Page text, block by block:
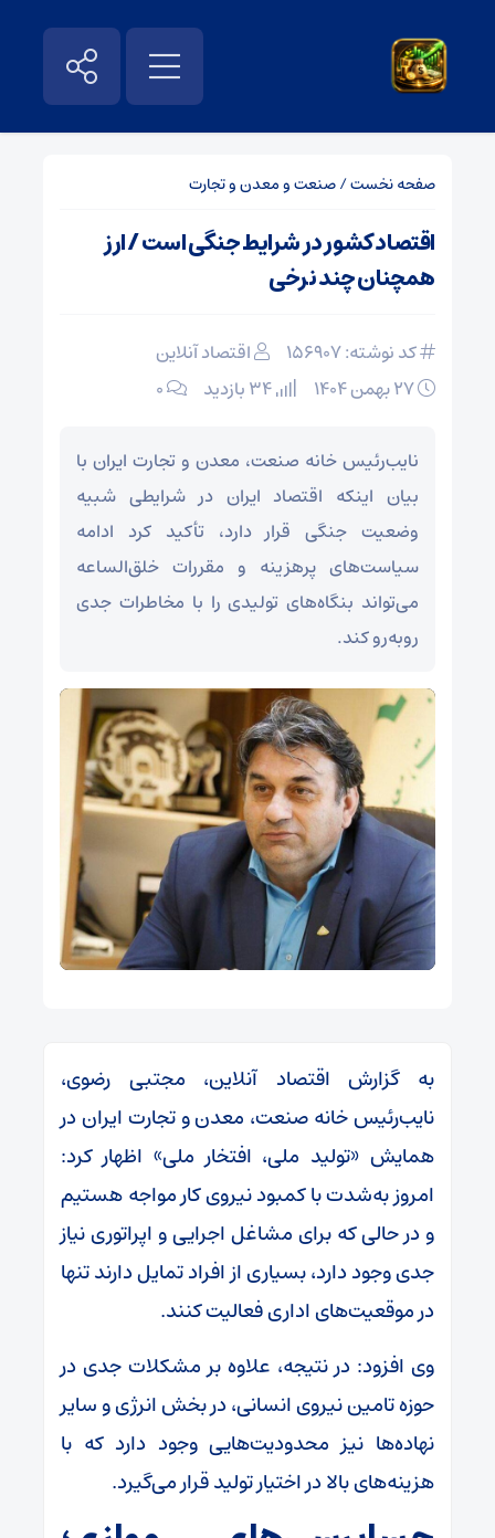
صفحه نخست/صنعت و معدن و تجارت
اقتصاد کشور در شرایط جنگی است / ارز
همچنان چند نرخی
کد نوشته: 156907
اقتصاد آنلاین
۰
نایب‌رئیس خانه صنعت، معدن و تجارت ایران با
بیان اینکه اقتصاد ایران در شرایطی شبیه
وضعیت جنگی قرار دارد، تأکید کرد ادامه
سیاست‌های پرهزینه و مقررات خلق‌الساعه
می‌تواند بنگاه‌های تولیدی را با مخاطرات جدی
روبه‌رو کند.
به گزارش اقتصاد آنلاین، مجتبی رضوی،
نایب‌رئیس خانه صنعت، معدن و تجارت ایران در
همایش «تولید ملی، افتخار ملی» اظهار کرد:
امروز به‌شدت با کمبود نیروی کار مواجه هستیم
و در حالی که برای مشاغل اجرایی و اپراتوری نیاز
جدی وجود دارد، بسیاری از افراد تمایل دارند تنها
در موقعیت‌های اداری فعالیت کنند.
وی افزود: در نتیجه، علاوه بر مشکلات جدی در
حوزه تامین نیروی انسانی، در بخش انرژی و سایر
نهاده‌ها نیز محدودیت‌هایی وجود دارد که با
هزینه‌های بالا در اختیار تولید قرار می‌گیرد.